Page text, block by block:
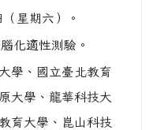
星期六）。
化適性測驗。
學、國立臺北教育
大學、龍華科技大
育大學、崑山科技